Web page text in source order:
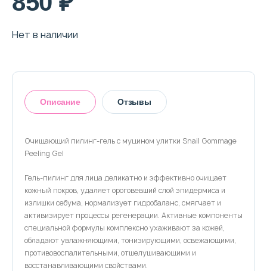
Доставка и оплата
Контактная информация
Телефон Whats’APP
Нет в наличии
Описание Отзывы
Очищающий пилинг-гель с муцином улитки Snail Gommage
Peeling Gel
Гель-пилинг для лица деликатно и эффективно очищает
кожный покров, удаляет ороговевший слой эпидермиса и
излишки себума, нормализует гидробаланс, смягчает и
активизирует процессы регенерации. Активные компоненты
специальной формулы комплексно ухаживают за кожей,
обладают увлажняющими, тонизирующими, освежающими,
противовоспалительными, отшелушивающими и
восстанавливающими свойствами.